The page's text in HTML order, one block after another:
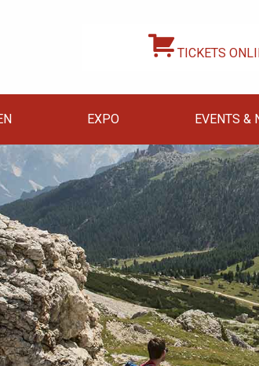
TICKETS
EXPO EVENTS &